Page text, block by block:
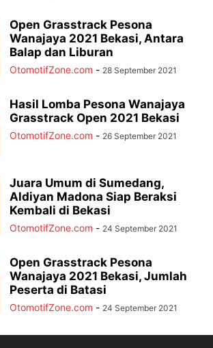
Open Grasstrack Pesona
Wanajaya 2021 Bekasi, Antara
Balap dan Liburan
OtomotifZone.com - 28 September 2021
Hasil Lomba Pesona Wanajaya
Grasstrack Open 2021 Bekasi
OtomotifZone.com - 26 September 2021
Juara Umum di Sumedang,
Aldiyan Madona Siap Beraksi
Kembali di Bekasi
OtomotifZone.com - 24 September 2021
Open Grasstrack Pesona
Wanajaya 2021 Bekasi, Jumlah
Peserta di Batasi
OtomotifZone.com - 24 September 2021